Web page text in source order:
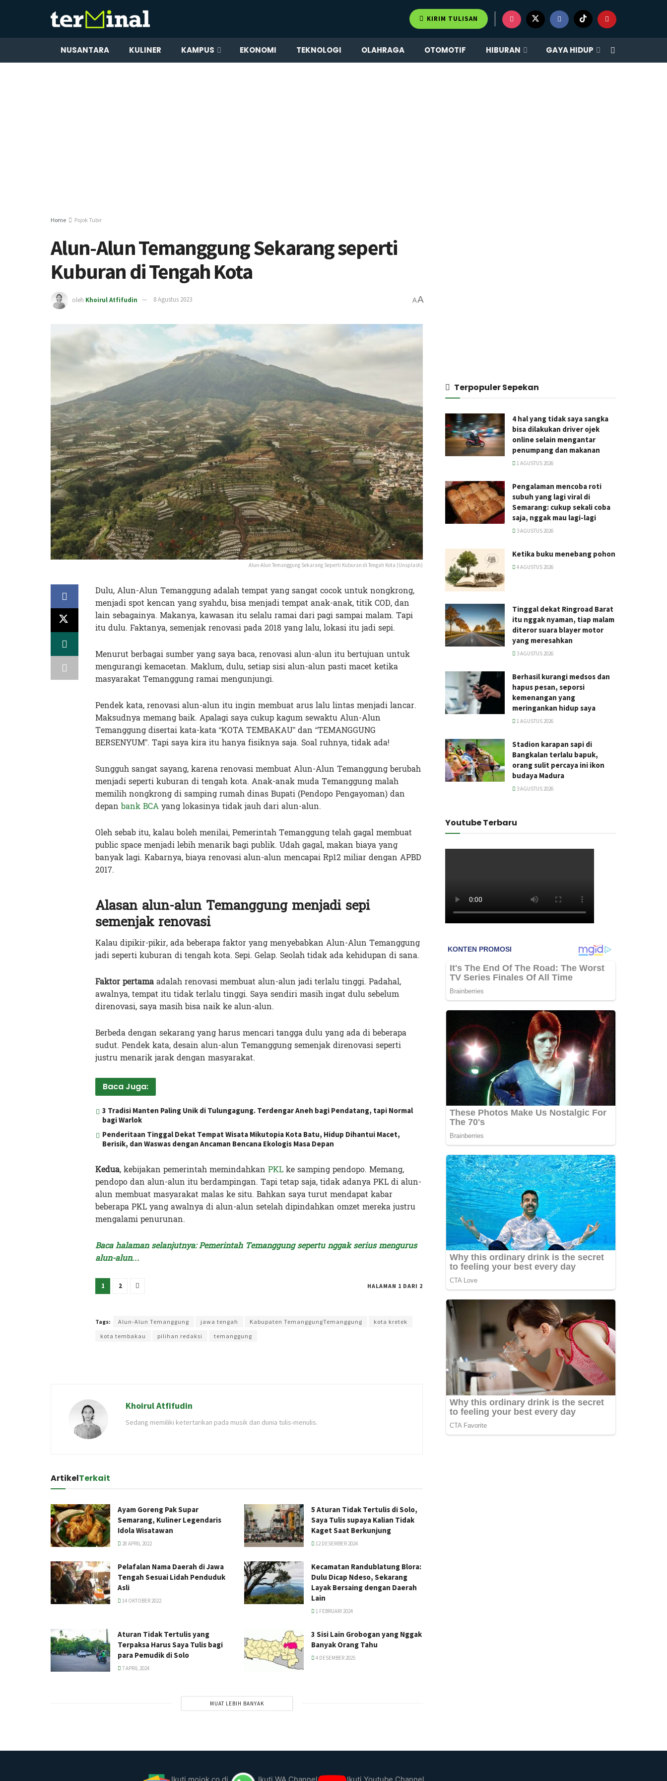
KIRIM TULISAN
NUSANTARA KULINER KAMPUS EKONOMI TEKNOLOGI OLAHRAGA OTOMOTIF HIBURAN GAYA HIDUP
Home Pojok Tubir
Alun-Alun Temanggung Sekarang seperti
Kuburan di Tengah Kota
oleh Khoirul Atfifudin 8 Agustus 2023 AA
Alun-Alun Temanggung Sekarang Seperti Kuburan di Tengah Kota (Unsplash)
Dulu, Alun-Alun Temanggung adalah tempat yang sangat cocok untuk nongkrong,
menjadi spot kencan yang syahdu, bisa menjadi tempat anak-anak, titik COD, dan
lain sebagainya. Makanya, kawasan itu selalu ramai dari pagi sampai malam. Tapi
itu dulu. Faktanya, semenjak renovasi pada 2018 yang lalu, lokasi itu jadi sepi.
Menurut berbagai sumber yang saya baca, renovasi alun-alun itu bertujuan untuk
mengurangi kemacetan. Maklum, dulu, setiap sisi alun-alun pasti macet ketika
masyarakat Temanggung ramai mengunjungi.
Pendek kata, renovasi alun-alun itu ingin membuat arus lalu lintas menjadi lancar.
Maksudnya memang baik. Apalagi saya cukup kagum sewaktu Alun-Alun
Temanggung disertai kata-kata “KOTA TEMBAKAU” dan “TEMANGGUNG
BERSENYUM”. Tapi saya kira itu hanya fisiknya saja. Soal ruhnya, tidak ada!
Sungguh sangat sayang, karena renovasi membuat Alun-Alun Temanggung berubah
menjadi seperti kuburan di tengah kota. Anak-anak muda Temanggung malah
memilih nongkrong di samping rumah dinas Bupati (Pendopo Pengayoman) dan
depanbank BCAyang lokasinya tidak jauh dari alun-alun.
Oleh sebab itu, kalau boleh menilai, Pemerintah Temanggung telah gagal membuat
public space menjadi lebih menarik bagi publik. Udah gagal, makan biaya yang
banyak lagi. Kabarnya, biaya renovasi alun-alun mencapai Rp12 miliar dengan APBD
2017.
Alasan alun-alun Temanggung menjadi sepi
semenjak renovasi
Kalau dipikir-pikir, ada beberapa faktor yang menyebabkan Alun-Alun Temanggung
jadi seperti kuburan di tengah kota. Sepi. Gelap. Seolah tidak ada kehidupan di sana.
Faktor pertamaadalah renovasi membuat alun-alun jadi terlalu tinggi. Padahal,
awalnya, tempat itu tidak terlalu tinggi. Saya sendiri masih ingat dulu sebelum
direnovasi, saya masih bisa naik ke alun-alun.
Berbeda dengan sekarang yang harus mencari tangga dulu yang ada di beberapa
sudut. Pendek kata, desain alun-alun Temanggung semenjak direnovasi seperti
justru menarik jarak dengan masyarakat.
Baca Juga:
3 Tradisi Manten Paling Unik di Tulungagung. Terdengar Aneh bagi Pendatang, tapi Normal
bagi Warlok
Penderitaan Tinggal Dekat Tempat Wisata Mikutopia Kota Batu, Hidup Dihantui Macet,
Berisik, dan Waswas dengan Ancaman Bencana Ekologis Masa Depan
Kedua, kebijakan pemerintah memindahkan PKLke samping pendopo. Memang,
pendopo dan alun-alun itu berdampingan. Tapi tetap saja, tidak adanya PKL di alun-
alun membuat masyarakat malas ke situ. Bahkan saya turut mendapat kabar
beberapa PKL yang awalnya di alun-alun setelah dipindahkan omzet mereka justru
mengalami penurunan.
Baca halaman selanjutnya: Pemerintah Temanggung sepertu nggak serius mengurus
alun-alun…
HALAMAN 1 DARI 2
1 2
Tags: Alun-Alun Temanggung jawa tengah Kabupaten TemanggungTemanggung
kota kretek
kota tembakau
pilihan redaksi temanggung
Khoirul Atfifudin
Sedang memiliki ketertarikan pada musik dan dunia tulis-menulis.
ArtikelTerkait
Ayam Goreng Pak Supar
Semarang, Kuliner Legendaris
Idola Wisatawan
28 APRIL 2022
5 Aturan Tidak Tertulis di Solo,
Saya Tulis supaya Kalian Tidak
Kaget Saat Berkunjung
12 DESEMBER 2024
Pelafalan Nama Daerah di Jawa
Tengah Sesuai Lidah Penduduk
Asli
14 OKTOBER 2022
Kecamatan Randublatung Blora:
Dulu Dicap Ndeso, Sekarang
Layak Bersaing dengan Daerah
Lain
1 FEBRUARI 2024
Aturan Tidak Tertulis yang
Terpaksa Harus Saya Tulis bagi
para Pemudik di Solo
7 APRIL 2024
3 Sisi Lain Grobogan yang Nggak
Banyak Orang Tahu
4 DESEMBER 2025
MUAT LEBIH BANYAK
Terpopuler Sepekan
4 hal yang tidak saya sangka
bisa dilakukan driver ojek
online selain mengantar
penumpang dan makanan
1 AGUSTUS 2026
Pengalaman mencoba roti
subuh yang lagi viral di
Semarang: cukup sekali coba
saja, nggak mau lagi-lagi
3 AGUSTUS 2026
Ketika buku menebang pohon
4 AGUSTUS 2026
Tinggal dekat Ringroad Barat
itu nggak nyaman, tiap malam
diteror suara blayer motor
yang meresahkan
3 AGUSTUS 2026
Berhasil kurangi medsos dan
hapus pesan, seporsi
kemenangan yang
meringankan hidup saya
1 AGUSTUS 2026
Stadion karapan sapi di
Bangkalan terlalu bapuk,
orang sulit percaya ini ikon
budaya Madura
3 AGUSTUS 2026
Youtube Terbaru